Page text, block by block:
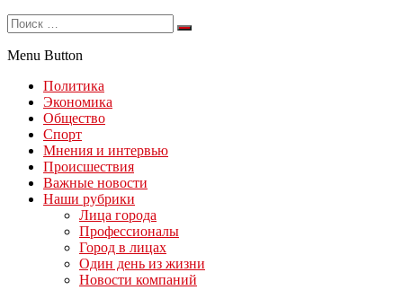
Menu Button
Политика
Экономика
Общество
Спорт
Мнения и интервью
Происшествия
Важные новости
Наши рубрики
Лица города
Профессионалы
Город в лицах
Один день из жизни
Новости компаний